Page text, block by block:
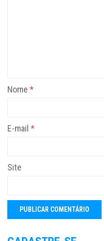
Nome *
E-mail *
Site